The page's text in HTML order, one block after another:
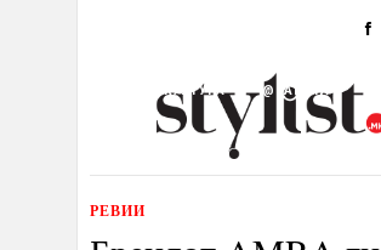
УБАВИНА
КУЛТУРА @РАБОТА
ИЗЛОГ
РЕВИИ